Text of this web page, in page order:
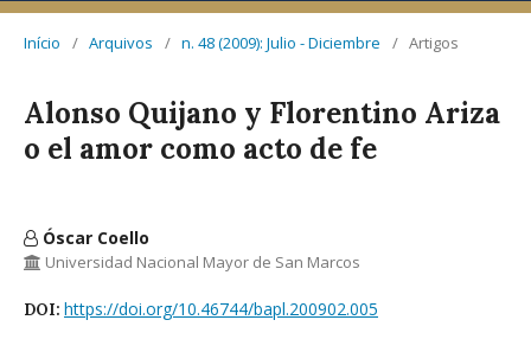
Início / Arquivos / n. 48 (2009): Julio - Diciembre / Artigos
Alonso Quijano y Florentino Ariza
o el amor como acto de fe
Óscar Coello
Universidad Nacional Mayor de San Marcos
DOI: https://doi.org/10.46744/bapl.200902.005